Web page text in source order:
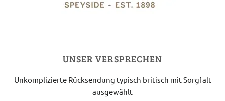
UNSER VERSPRECHEN
Unkomplizierte Rücksendung typisch britisch mit Sorgfalt
ausgewählt